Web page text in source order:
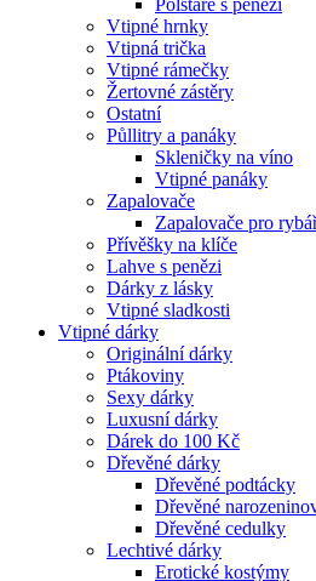
Vtipné hrnky
Vtipná trička
Vtipné rámečky
Žertovné zástěry
Ostatní
Půllitry a panáky
Skleničky na víno
Vtipné panáky
Zapalovače
Zapalovače pro
Přívěšky na klíče
Lahve s penězi
Dárky z lásky
Vtipné sladkosti
Vtipné dárky
Originální dárky
Ptákoviny
Sexy dárky
Luxusní dárky
Dárek do 100 Kč
Dřevěné dárky
Dřevěné podtácky
Dřevěné
Dřevěné cedulky
Lechtivé dárky
Erotické kostýmy